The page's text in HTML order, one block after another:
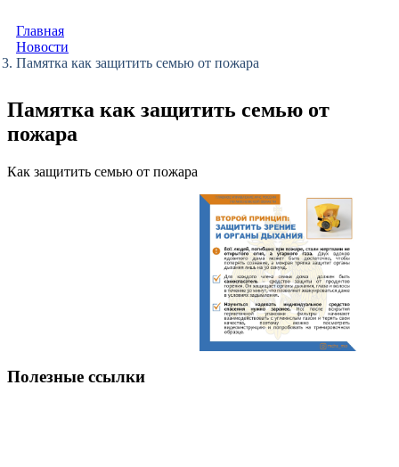
Главная
Новости
Памятка как защитить семью от пожара
Памятка как защитить семью от
пожара
Как защитить семью от пожара
Полезные ссылки